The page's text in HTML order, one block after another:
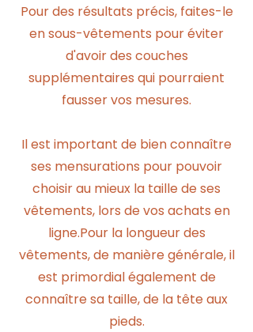
Pour des résultats précis, faites-le
en sous-vêtements pour éviter
d'avoir des couches
supplémentaires qui pourraient
fausser vos mesures.
Il est important de bien connaître
ses mensurations pour pouvoir
choisir au mieux la taille de ses
vêtements, lors de vos achats en
ligne.Pour la longueur des
vêtements, de manière générale, il
est primordial également de
connaître sa taille, de la tête aux
pieds.